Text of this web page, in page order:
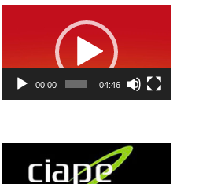
00:00 04:46